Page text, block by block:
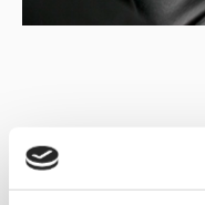
Under the patronage of